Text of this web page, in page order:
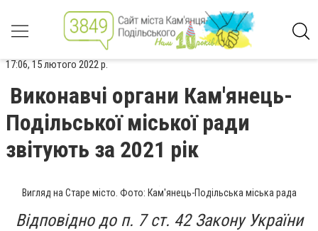
17:06, 15 лютого 2022 р.
Виконавчі органи Кам'янець-
Подільської міської ради
звітують за 2021 рік
Вигляд на Старе місто. Фото: Кам'янець-Подільська міська рада
Відповідно до п. 7 ст. 42 Закону України